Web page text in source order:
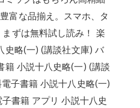
富な品揃え。スマホ、タ
ずは無料試し読み！ 楽
史略(一) (講談社文庫) バ
籍 小説十八史略(一) (講談
子書籍 小説十八史略(一)
書籍 アプリ 小説十八史